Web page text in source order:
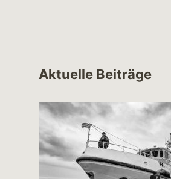
Aktuelle Beiträge